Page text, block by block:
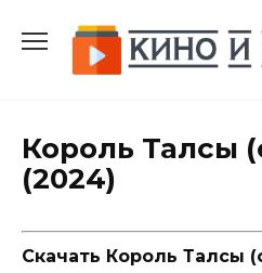
содержанию
Король Талсы
(2024)
Скачать Король Талсы